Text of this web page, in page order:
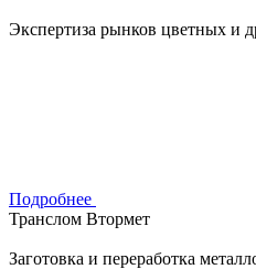
Экспертиза рынков цветных и
Подробнее
Транслом Втормет
Заготовка и переработка